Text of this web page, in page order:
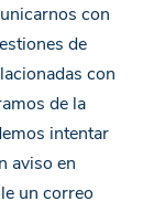
con
de
con
de la
intentar
aviso en
un correo